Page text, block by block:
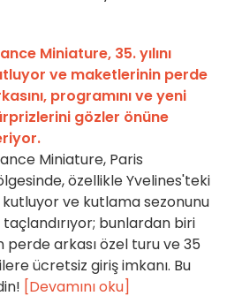
Miniature, 35. yılını
ve maketlerinin perde
programını ve yeni
gözler önüne
Miniature, Paris
özellikle Yvelines'teki
kutluyor ve kutlama sezonunu
bunlardan biri
perde arkası özel turu ve 35
ücretsiz giriş imkanı. Bu
[Devamını oku]